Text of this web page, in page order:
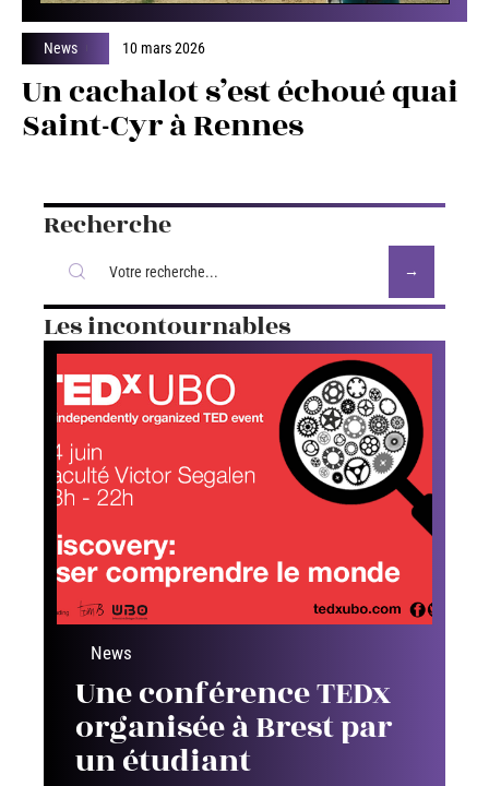
News 10 mars 2026
Un cachalot s’est échoué quai
Saint-Cyr à Rennes
Recherche
Les incontournables
News
Une conférence TEDx
organisée à Brest par
un étudiant